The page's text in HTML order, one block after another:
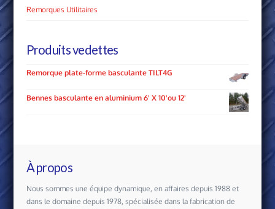
Remorques Utilitaires
Produits vedettes
Remorque plate-forme basculante TILT4G
Bennes basculante en aluminium 6' X 10'ou 12'
À propos
Nous sommes une équipe dynamique, en affaires depuis 1988 et
dans le domaine depuis 1978, spécialisée dans la fabrication de